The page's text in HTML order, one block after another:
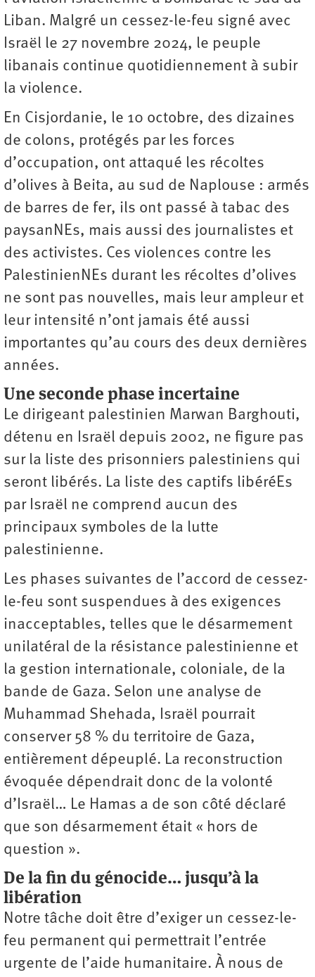
Liban. Malgré un cessez-le-feu signé avec
Israël le 27 novembre 2024, le peuple
libanais continue ­quotidiennement à subir
la violence.
En Cisjordanie, le 10 octobre, des dizaines
de colons, protégés par les forces
d’occupation, ont attaqué les récoltes
d’olives à Beita, au sud de Naplouse : armés
de barres de fer, ils ont passé à tabac des
paysanNEs, mais aussi des journalistes et
des activistes. Ces violences contre les
PalestinienNEs durant les récoltes d’olives
ne sont pas nouvelles, mais leur ampleur et
leur intensité n’ont jamais été aussi
importantes qu’au cours des deux dernières
années.
Une seconde phase incertaine
Le dirigeant palestinien Marwan Barghouti,
détenu en Israël depuis 2002, ne figure pas
sur la liste des prisonniers palestiniens qui
seront libérés. La liste des captifs libéréEs
par Israël ne comprend aucun des
principaux symboles de la lutte
palestinienne.
Les phases suivantes de l’accord de cessez-
le-feu sont suspendues à des exigences
inacceptables, telles que le désarmement
unilatéral de la résistance palestinienne et
la gestion internationale, coloniale, de la
bande de Gaza. Selon une analyse de
Muhammad Shehada, Israël pourrait
conserver 58 % du territoire de Gaza,
entièrement dépeuplé. La reconstruction
évoquée dépendrait donc de la volonté
d’Israël… Le Hamas a de son côté déclaré
que son désarmement était « hors de
question ».
De la fin du génocide… jusqu’à la
libération
Notre tâche doit être d’exiger un cessez-le-
feu permanent qui permettrait l’entrée
urgente de l’aide humanitaire. À nous de